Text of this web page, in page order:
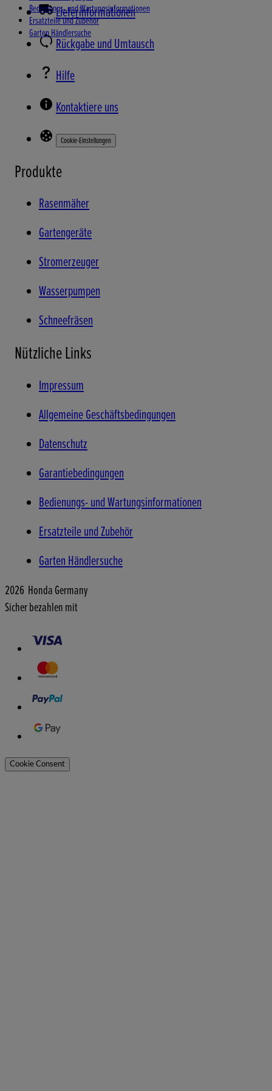
Bedienungs- und Wartungsinformationen
Ersatzteile und Zubehör
Garten Händlersuche
Lieferinformationen
Rückgabe und Umtausch
Hilfe
Kontaktiere uns
Cookie-Einstellungen
Produkte
Rasenmäher
Gartengeräte
Stromerzeuger
Wasserpumpen
Schneefräsen
Nützliche Links
Impressum
Allgemeine Geschäftsbedingungen
Datenschutz
Garantiebedingungen
Bedienungs- und Wartungsinformationen
Ersatzteile und Zubehör
Garten Händlersuche
2026 Honda Germany
Sicher bezahlen mit
Cookie Consent